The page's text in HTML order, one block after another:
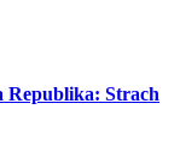
Republika: Strach